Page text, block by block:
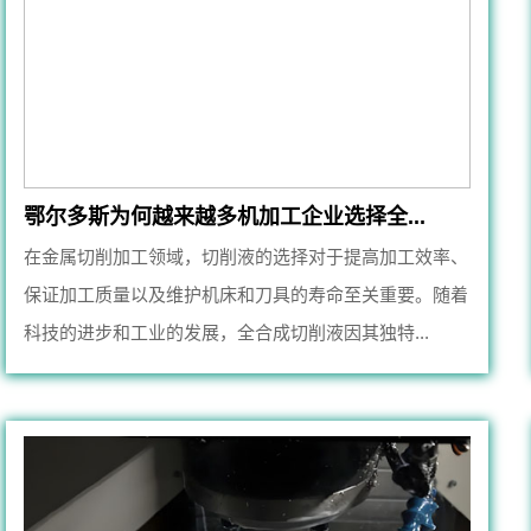
鄂尔多斯为何越来越多机加工企业选择全...
在金属切削加工领域，切削液的选择对于提高加工效率、
保证加工质量以及维护机床和刀具的寿命至关重要。随着
科技的进步和工业的发展，全合成切削液因其独特...